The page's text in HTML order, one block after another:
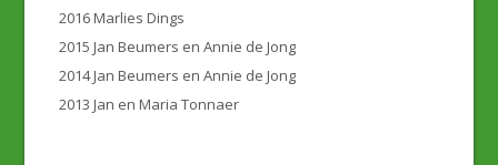
2016 Marlies Dings
2015 Jan Beumers en Annie de Jong
2014 Jan Beumers en Annie de Jong
2013 Jan en Maria Tonnaer